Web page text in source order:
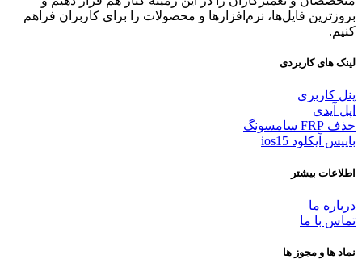
بروزترین فایل‌ها، نرم‌افزارها و محصولات را برای کاربران فراهم
کنیم.
لینک های کاربردی
پنل کاربری
اپل آیدی
حذف FRP سامسونگ
بایپس آیکلود ios15
اطلاعات بیشتر
درباره ما
تماس با ما
نماد ها و مجوز ها